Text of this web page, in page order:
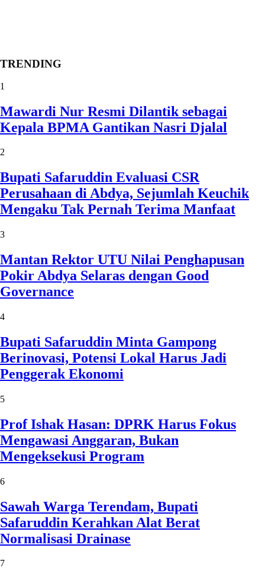
TRENDING
1
Mawardi Nur Resmi Dilantik sebagai
Kepala BPMA Gantikan Nasri Djalal
2
Bupati Safaruddin Evaluasi CSR
Perusahaan di Abdya, Sejumlah Keuchik
Mengaku Tak Pernah Terima Manfaat
3
Mantan Rektor UTU Nilai Penghapusan
Pokir Abdya Selaras dengan Good
Governance
4
Bupati Safaruddin Minta Gampong
Berinovasi, Potensi Lokal Harus Jadi
Penggerak Ekonomi
5
Prof Ishak Hasan: DPRK Harus Fokus
Mengawasi Anggaran, Bukan
Mengeksekusi Program
6
Sawah Warga Terendam, Bupati
Safaruddin Kerahkan Alat Berat
Normalisasi Drainase
7